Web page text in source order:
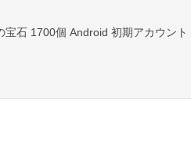
宝石 1700個 Android 初期アカウント